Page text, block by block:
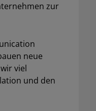
zur
neue
viel
und den